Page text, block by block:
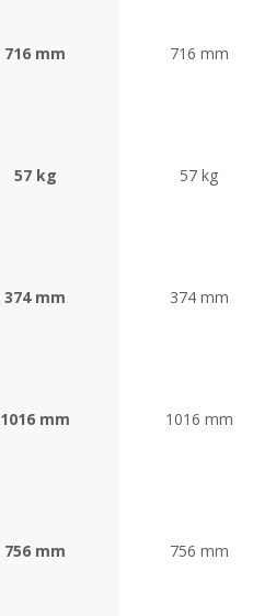
716 mm 716 mm
57 kg 57 kg
374 mm 374 mm
1016 mm 1016 mm
756 mm 756 mm